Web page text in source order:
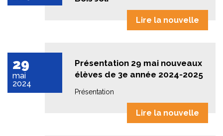
Lire la nouvelle
29
mai
2024
Présentation 29 mai nouveaux
élèves de 3e année 2024-2025
Présentation
Lire la nouvelle